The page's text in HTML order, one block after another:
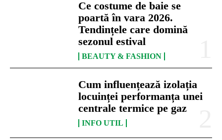
Ce costume de baie se
poartă în vara 2026.
Tendințele care domină
sezonul estival
BEAUTY & FASHION
Cum influențează izolația
locuinței performanța unei
centrale termice pe gaz
INFO UTIL